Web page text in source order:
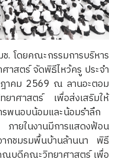
ดยคณะกรรมการบริหาร
สตร์ จัดพิธีไหว้ครู ประจำ
าคม 2569 ณ ลานอะตอม
ศาสตร์ เพื่อส่งเสริมให้
พนอบน้อมและน้อมรำลึก
ายในงานมีการแสดงฟ้อน
กชมรมพื้นบ้านล้านนา พิธี
ณบดีคณะวิทยาศาสตร์ เพื่อ